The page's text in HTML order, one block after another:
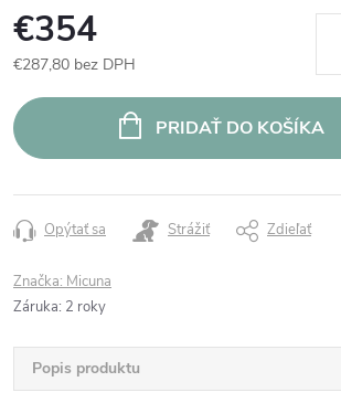
€354
€287,80 bez DPH
cena:
PRIDAŤ DO KOŠÍKA
Opýtať sa Strážiť Zdieľať
Značka: Micuna
Záruka: 2 roky
Popis produktu